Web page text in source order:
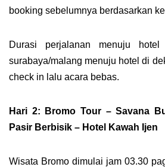
booking sebelumnya berdasarkan
Durasi perjalanan menuju
surabaya/malang menuju hotel di
check in lalu acara bebas.
Hari 2: Bromo Tour – Savana
Pasir Berbisik – Hotel Kawah Ijen
Wisata Bromo dimulai jam 03.30